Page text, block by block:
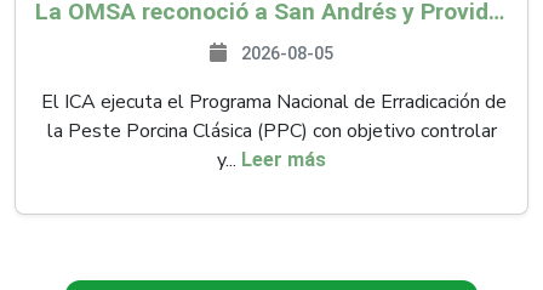
La OMSA reconoció a San Andrés y Providencia como zona libre de Peste Porcina Clásica (PPC)
2026-08-05
El ICA ejecuta el Programa Nacional de Erradicación de
la Peste Porcina Clásica (PPC) con objetivo controlar
y... Leer más